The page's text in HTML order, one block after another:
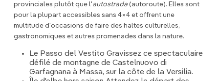
provinciales plutôt que l'autostrada (autoroute). Elles sont
pour la plupart accessibles sans 4×4 et offrent une
multitude d'occasions de faire des haltes culturelles,
gastronomiques et autres promenades dans la nature.
Le Passo del Vestito Gravissez ce spectaculaire
défilé de montagne de Castelnuovo di
Garfagnana à Massa, sur la côte de la Versilia.